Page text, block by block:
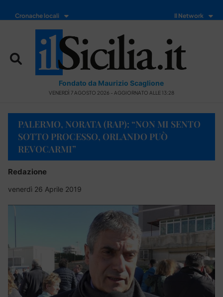
Cronache locali Il Network
Fondato da Maurizio Scaglione
VENERDÌ 7 AGOSTO 2026 - AGGIORNATO ALLE 13:28
PALERMO, NORATA (RAP): “NON MI SENTO
SOTTO PROCESSO, ORLANDO PUÒ
REVOCARMI”
Redazione
venerdì 26 Aprile 2019